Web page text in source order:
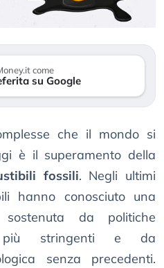
come
su Google
che il mondo si
è il superamento della
fossili. Negli ultimi
hanno conosciuto una
sostenuta da politiche
più stringenti e da
senza precedenti.